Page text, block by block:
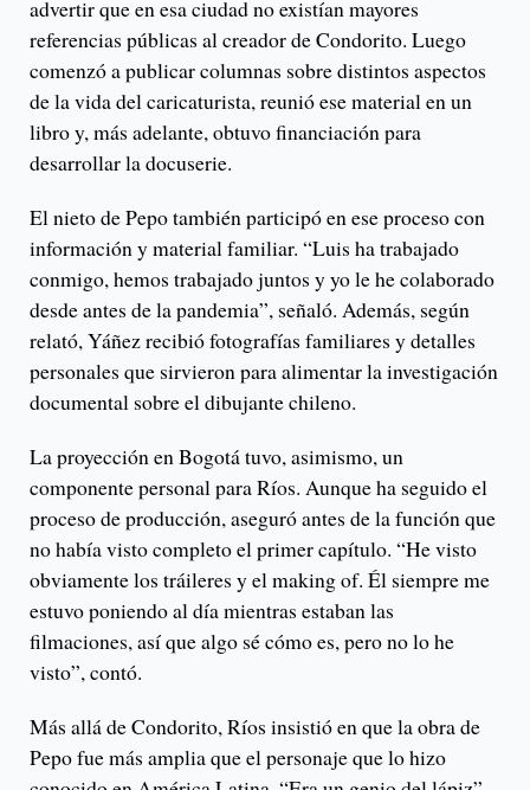
advertir que en esa ciudad no existían mayores
referencias públicas al creador de Condorito. Luego
comenzó a publicar columnas sobre distintos aspectos
de la vida del caricaturista, reunió ese material en un
libro y, más adelante, obtuvo financiación para
desarrollar la docuserie.
El nieto de Pepo también participó en ese proceso con
información y material familiar. “Luis ha trabajado
conmigo, hemos trabajado juntos y yo le he colaborado
desde antes de la pandemia”, señaló. Además, según
relató, Yáñez recibió fotografías familiares y detalles
personales que sirvieron para alimentar la investigación
documental sobre el dibujante chileno.
La proyección en Bogotá tuvo, asimismo, un
componente personal para Ríos. Aunque ha seguido el
proceso de producción, aseguró antes de la función que
no había visto completo el primer capítulo. “He visto
obviamente los tráileres y el making of. Él siempre me
estuvo poniendo al día mientras estaban las
filmaciones, así que algo sé cómo es, pero no lo he
visto”, contó.
Más allá de Condorito, Ríos insistió en que la obra de
Pepo fue más amplia que el personaje que lo hizo